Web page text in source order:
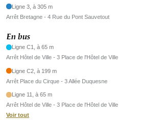
Ligne 3, à 305 m
Arrêt Bretagne - 4 Rue du Pont Sauvetout
En bus
Ligne C1, à 65 m
Arrêt Hôtel de Ville - 3 Place de l'Hôtel de Ville
Ligne C2, à 199 m
Arrêt Place du Cirque - 3 Allée Duquesne
Ligne 11, à 65 m
Arrêt Hôtel de Ville - 3 Place de l'Hôtel de Ville
Voir tout